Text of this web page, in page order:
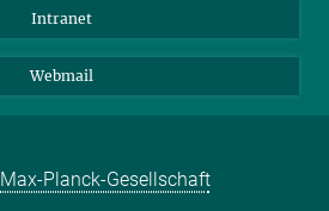
Intranet
Webmail
Max-Planck-Gesellschaft